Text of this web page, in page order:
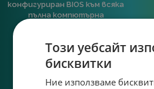
конфигуриран BIOS към всяка
пълна компютърна
Този уебсайт
бисквитки
Ние използваме